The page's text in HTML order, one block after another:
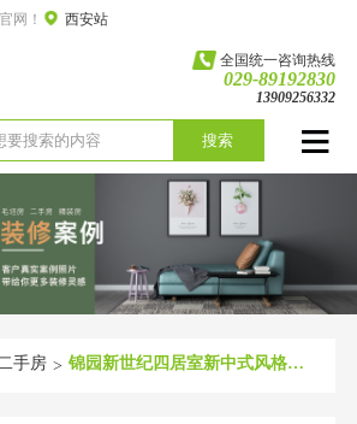
网！ 西安站
全国统一咨询热线
029-89192830
13909256332
搜索
二手房 > 锦园新世纪四居室新中式风格装修案例